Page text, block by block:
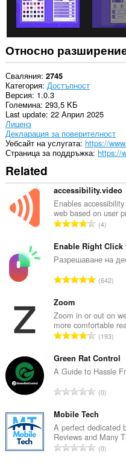
сърфиране.
Относно
Сваляния 2745
Категория Достъпност
Версия 1.0.3
Големина 293,5 KБ
Last update 22 Април 2025
Лиценз
Декларация за поверителност
Уебсайт на услугата
Страница за поддръжка
Related
accessibility.video
Enables
web based on user
О
щ
б
о
ц
е
н
к
и
4
Enable Right
Разрешаване на
О
б
р
о
о
ц
е
н
к
и
:
642
Zoom
Zoom in or out on
more comfortable
О
щ
б
о
о
ц
е
н
193
Green Rat Control
A Guide to Hassle
О
щ
б
р
о
0
Mobile Tech
A perfect dedicated
Reviews and Many
О0